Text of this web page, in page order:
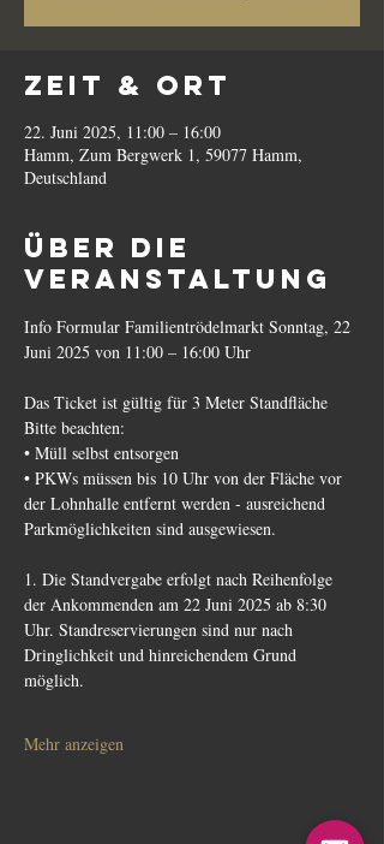
Zeit & Ort
22. Juni 2025, 11:00 – 16:00
Hamm, Zum Bergwerk 1, 59077 Hamm,
Deutschland
Über die
Veranstaltung
Info Formular Familientrödelmarkt Sonntag, 22
Juni 2025 von 11:00 – 16:00 Uhr
Das Ticket ist gültig für 3 Meter Standfläche
Bitte beachten:
• Müll selbst entsorgen
• PKWs müssen bis 10 Uhr von der Fläche vor
der Lohnhalle entfernt werden - ausreichend
Parkmöglichkeiten sind ausgewiesen.
1. Die Standvergabe erfolgt nach Reihenfolge
der Ankommenden am 22 Juni 2025 ab 8:30
Uhr. Standreservierungen sind nur nach
Dringlichkeit und hinreichendem Grund
möglich.
Mehr anzeigen